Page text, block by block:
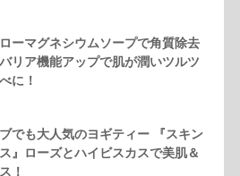
ーマグネシウムソープで角質除去
リア機能アップで肌が潤いツルツ
に！
でも大人気のヨギティー 『スキン
』ローズとハイビスカスで美肌＆
！